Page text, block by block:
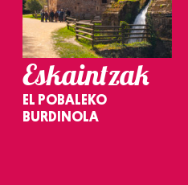
Eskaintzak
EL POBALEKO
BURDINOLA